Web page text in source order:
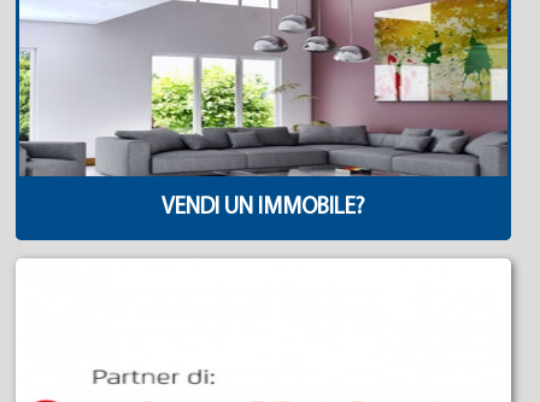
VENDI UN IMMOBILE?